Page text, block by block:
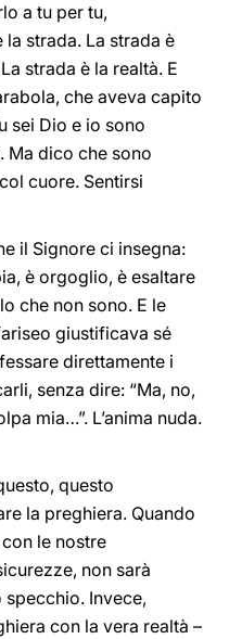
a tu per tu,
la strada. La strada è
strada è la realtà. E
che aveva capito
sei Dio e io sono
Ma dico che sono
cuore. Sentirsi
il Signore ci insegna:
è orgoglio, è esaltare
che non sono. E le
giustificava sé
direttamente i
senza dire: “Ma, no,
mia…”. L’anima nuda.
questo
la preghiera. Quando
le nostre
non sarà
Invece,
con la vera realtà –